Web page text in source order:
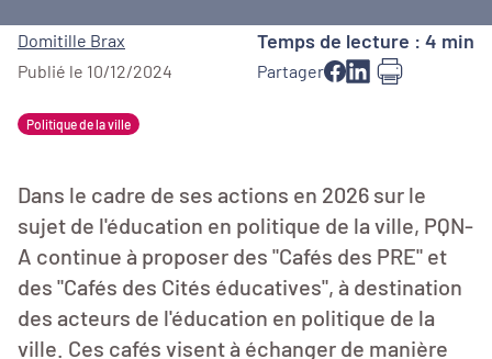
Domitille Brax
Publié le 10/12/2024
Temps de lecture : 4 min
Partager
Politique de la ville
Dans le cadre de ses actions en 2026 sur le
sujet de l'éducation en politique de la ville, PQN-
A continue à proposer des "Cafés des PRE" et
des "Cafés des Cités éducatives", à destination
des acteurs de l'éducation en politique de la
ville. Ces cafés visent à échanger de manière